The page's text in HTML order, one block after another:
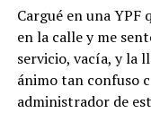
Cargué en una YPF
en la calle y me
servicio, vacía, y la
ánimo tan confuso
administrador de